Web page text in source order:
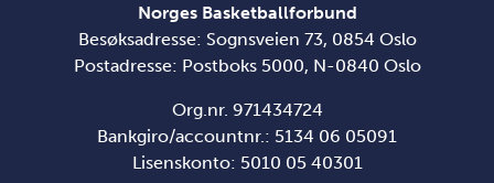
Norges Basketballforbund
Besøksadresse: Sognsveien 73, 0854 Oslo
Postadresse: Postboks 5000, N-0840 Oslo
Org.nr. 971434724
Bankgiro/accountnr.: 5134 06 05091
Lisenskonto: 5010 05 40301